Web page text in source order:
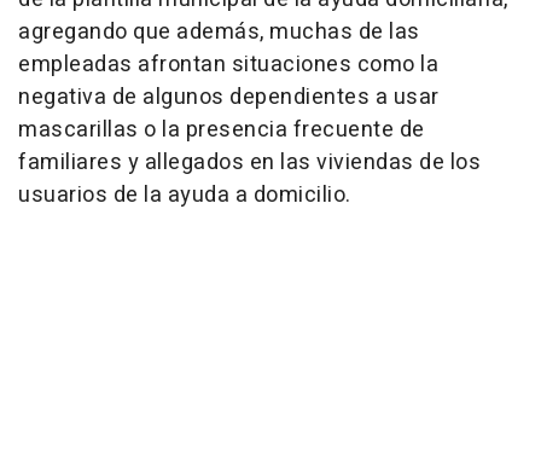
agregando que además, muchas de las
empleadas afrontan situaciones como la
negativa de algunos dependientes a usar
mascarillas o la presencia frecuente de
familiares y allegados en las viviendas de los
usuarios de la ayuda a domicilio.